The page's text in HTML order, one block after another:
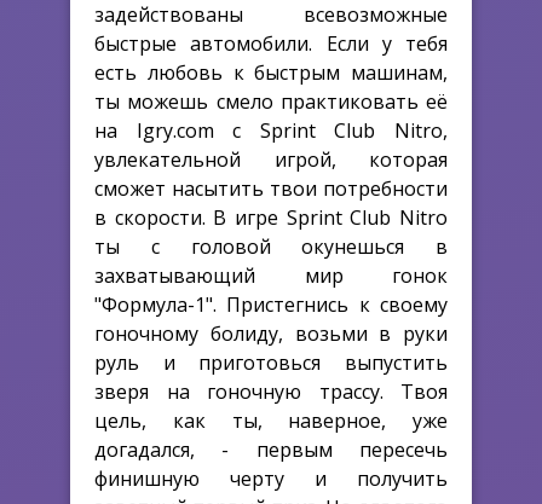
задействованы всевозможные
быстрые автомобили. Если у тебя
есть любовь к быстрым машинам,
ты можешь смело практиковать её
на Igry.com с Sprint Club Nitro,
увлекательной игрой, которая
сможет насытить твои потребности
в скорости. В игре Sprint Club Nitro
ты с головой окунешься в
захватывающий мир гонок
"Формула-1". Пристегнись к своему
гоночному болиду, возьми в руки
руль и приготовься выпустить
зверя на гоночную трассу. Твоя
цель, как ты, наверное, уже
догадался, - первым пересечь
финишную черту и получить